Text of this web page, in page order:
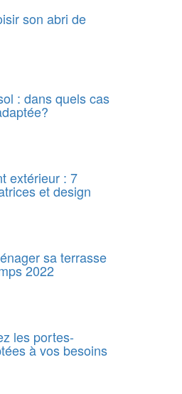
son abri de
: dans quels cas
extérieur : 7
et design
sa terrasse
2022
les portes-
à vos besoins